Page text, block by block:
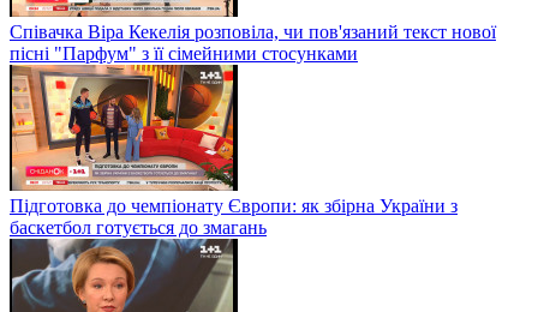
Співачка Віра Кекелія розповіла, чи пов'язаний текст нової
пісні "Парфум" з її сімейними стосунками
Підготовка до чемпіонату Європи: як збірна України з
баскетбол готується до змагань